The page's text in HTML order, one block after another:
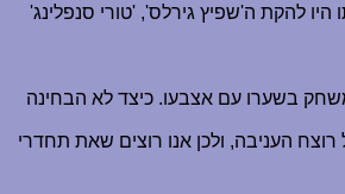
להקת ה'שפיץ גירלס', 'טורי סנפלינג'
בשערו עם אצבעו. כיצד לא הבחינה
העניבה, ולכן אנו רוצים שאת תחדרי